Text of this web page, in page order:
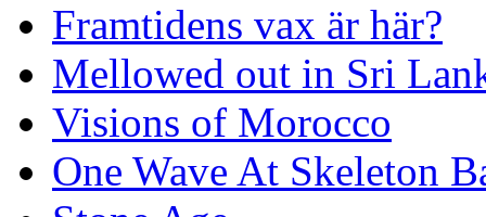
Framtidens vax är här?
Mellowed out in Sri
Visions of Morocco
One Wave At Skeleton